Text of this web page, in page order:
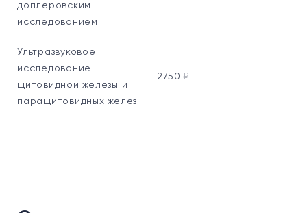
доплеровским
исследованием
Ультразвуковое
исследование
щитовидной железы и
паращитовидных желез
2750 ₽